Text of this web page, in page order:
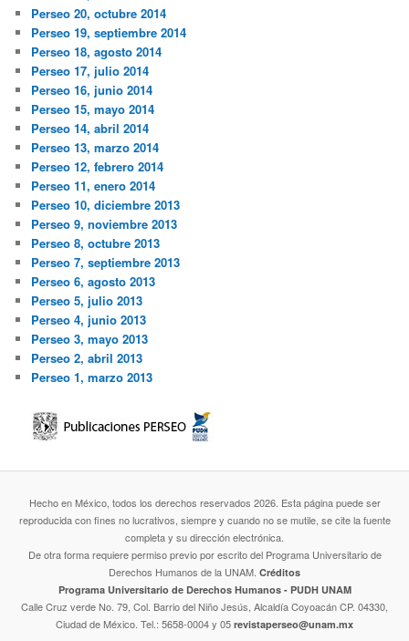
Perseo 20, octubre 2014
Perseo 19, septiembre 2014
Perseo 18, agosto 2014
Perseo 17, julio 2014
Perseo 16, junio 2014
Perseo 15, mayo 2014
Perseo 14, abril 2014
Perseo 13, marzo 2014
Perseo 12, febrero 2014
Perseo 11, enero 2014
Perseo 10, diciembre 2013
Perseo 9, noviembre 2013
Perseo 8, octubre 2013
Perseo 7, septiembre 2013
Perseo 6, agosto 2013
Perseo 5, julio 2013
Perseo 4, junio 2013
Perseo 3, mayo 2013
Perseo 2, abril 2013
Perseo 1, marzo 2013
Hecho en México, todos los derechos reservados 2026. Esta página puede ser
reproducida con fines no lucrativos, siempre y cuando no se mutile, se cite la fuente
completa y su dirección electrónica.
De otra forma requiere permiso previo por escrito del Programa Universitario de
Derechos Humanos de la UNAM. Créditos
Programa Universitario de Derechos Humanos - PUDH UNAM
Calle Cruz verde No. 79, Col. Barrio del Niño Jesús, Alcaldía Coyoacán CP. 04330,
Ciudad de México. Tel.: 5658-0004 y 05 revistaperseo@unam.mx